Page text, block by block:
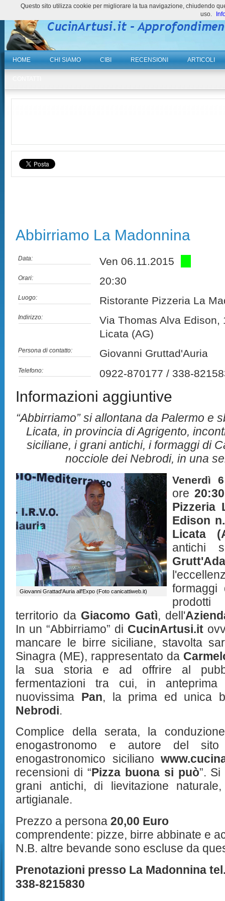
HOME CHI SIAMO CIBI RECENSIONI ARTICOLI
Abbirriamo La Madonnina
Data: Ven 06.11.2015
Orari: 20:30
Luogo: Ristorante Pizzeria La
Indirizzo:
Via Thomas Alva Edison,
Licata (AG)
Persona di contatto: Giovanni Gruttad'Auria
Telefono: 0922-870177 / 338-
Informazioni aggiuntive
“Abbirriamo” si allontana da Palermo e
Licata, in provincia di Agrigento,
siciliane, i grani antichi, i formaggi di
nocciole dei Nebrodi, in una
Giovanni Grattad'Auria all'Expo (Foto canicattiweb.it)
Venerdì
ore 20:30
Pizzeria
Edison
Licata
antichi
territorio da Giacomo Gatì, dell'
In un “Abbirriamo” di CucinArtusi.it
mancare le birre siciliane, stavolta
Sinagra (ME), rappresentato da
la sua storia e ad offrire al
fermentazioni tra cui, in
nuovissima Pan, la prima ed unica
Nebrodi.
Complice della serata, la
enogastronomo e autore del sito
enogastronomico siciliano
recensioni di “Pizza buona si può”.
grani antichi, di lievitazione
artigianale.
Prezzo a persona20,00 Euro
comprendente: pizze, birre abbinate e
N.B. altre bevande sono escluse da
Prenotazioni presso La Madonnina
338-8215830
Questo sito utilizza cookie per migliorare la tua navigazione, chiudendo
uso.